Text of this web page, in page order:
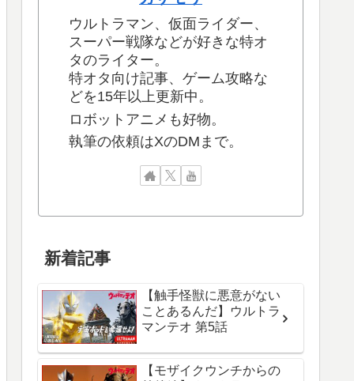
ウルトラマン、仮面ライダー、
スーパー戦隊などが好きな特オ
タのライター。
特オタ向け記事、ゲーム攻略な
どを15年以上更新中。
ロボットアニメも好物。
執筆の依頼はXのDMまで。
新着記事
【触手怪獣に悪意がない
ことあるんだ】ウルトラ
マンテオ 第5話
【モザイクウンチからの